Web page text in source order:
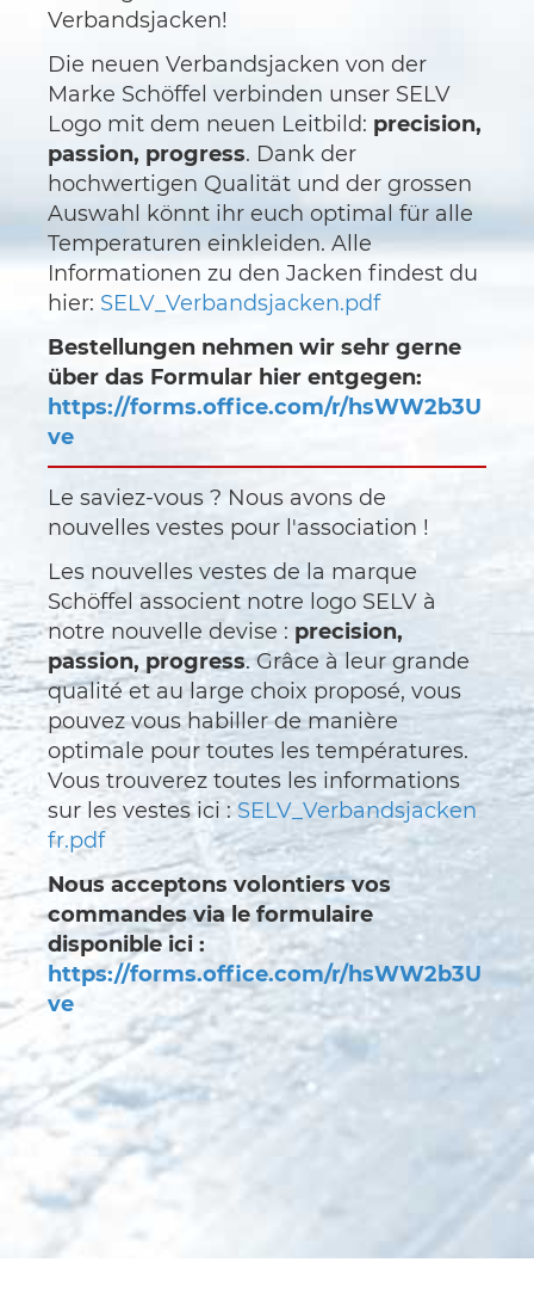
Verbandsjacken!
Die neuen Verbandsjacken von der
Marke Schöffel verbinden unser SELV
Logo mit dem neuen Leitbild: precision,
passion, progress. Dank der
hochwertigen Qualität und der grossen
Auswahl könnt ihr euch optimal für alle
Temperaturen einkleiden. Alle
Informationen zu den Jacken findest du
hier: SELV_Verbandsjacken.pdf
Bestellungen nehmen wir sehr gerne
über das Formular hier entgegen:
https://forms.office.com/r/hsWW2b3U
ve
Le saviez-vous ? Nous avons de
nouvelles vestes pour l'association !
Les nouvelles vestes de la marque
Schöffel associent notre logo SELV à
notre nouvelle devise : precision,
passion, progress. Grâce à leur grande
qualité et au large choix proposé, vous
pouvez vous habiller de manière
optimale pour toutes les températures.
Vous trouverez toutes les informations
sur les vestes ici : SELV_Verbandsjacken
fr.pdf
Nous acceptons volontiers vos
commandes via le formulaire
disponible ici :
https://forms.office.com/r/hsWW2b3U
ve